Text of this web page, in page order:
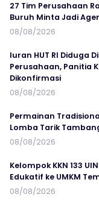
27 Tim Perusahaan
Buruh Minta Jadi
08/08/2026
Iuran HUT RI Diduga
Perusahaan, Panitia
Dikonfirmasi
08/08/2026
Permainan
Lomba Tarik
08/08/2026
Kelompok KKN 133
Edukatif ke UMKM
08/08/2026